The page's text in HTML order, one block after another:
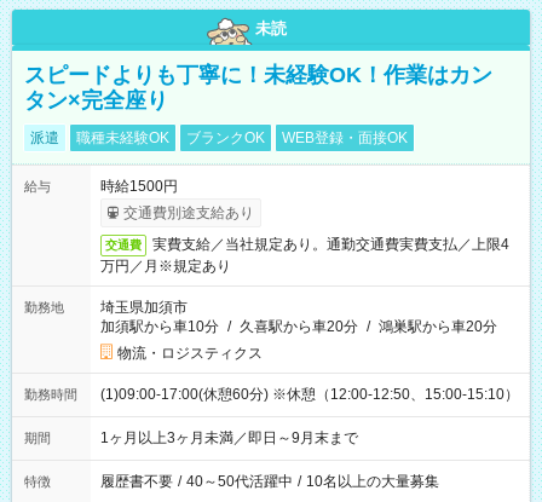
未読
スピードよりも丁寧に！未経験OK！作業はカン
タン×完全座り
派遣 職種未経験OK ブランクOK WEB登録・面接OK
給与
時給1500円
交通費別途支給あり
交通費
実費支給／当社規定あり。通勤交通費実費支払／上限4
万円／月※規定あり
勤務地
埼玉県加須市
加須駅から車10分 / 久喜駅から車20分 / 鴻巣駅から車20分
物流・ロジスティクス
勤務時間 (1)09:00-17:00(休憩60分) ※休憩（12:00-12:50、15:00-15:10）
期間 1ヶ月以上3ヶ月未満／即日～9月末まで
特徴 履歴書不要 / 40～50代活躍中 / 10名以上の大量募集